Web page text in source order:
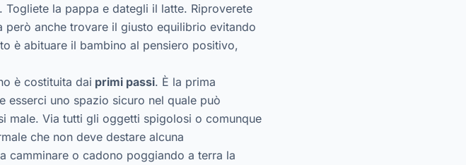
la pappa e dategli il latte. Riproverete
però anche trovare il giusto equilibrio evitando
è abituare il bambino al pensiero positivo,
è costituita dai primi passi. È la prima
esserci uno spazio sicuro nel quale può
male. Via tutti gli oggetti spigolosi o comunque
che non deve destare alcuna
camminare o cadono poggiando a terra la